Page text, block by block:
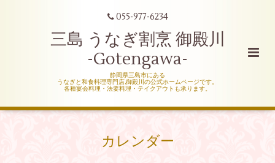
055-977-6234
三島 うなぎ割烹 御殿川
-Gotengawa-
静岡県三島市にある
うなぎと和食料理専門店,御殿川の公式ホームページです。
各種宴会料理・法要料理・テイクアウトも承ります。
カレンダー